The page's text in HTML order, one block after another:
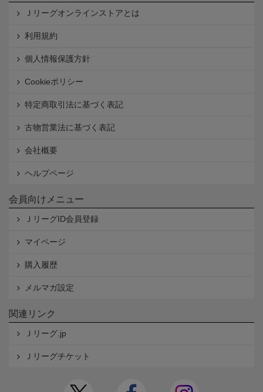
Ｊリーグオンラインストアとは
利用規約
個人情報保護方針
Cookieポリシー
特定商取引法に基づく表記
古物営業法に基づく表記
会社概要
ヘルプページ
会員向けメニュー
ＪリーグID会員登録
マイページ
購入履歴
メルマガ設定
関連リンク
Ｊリーグ.jp
Ｊリーグチケット